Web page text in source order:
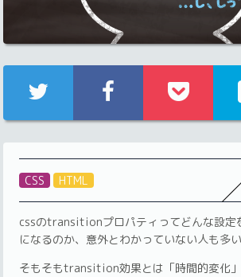
CSS HTML
cssのtransitionプロパティってどんな設定
になるのか、意外とわかっていない人も多
そもそもtransition効果とは「時間的変化